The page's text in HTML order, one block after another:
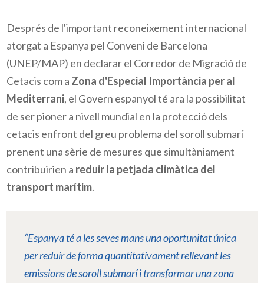
Després de l'important reconeixement internacional
atorgat a Espanya pel Conveni de Barcelona
(UNEP/MAP) en declarar el Corredor de Migració de
Cetacis com a Zona d'Especial Importància per al
Mediterrani, el Govern espanyol té ara la possibilitat
de ser pioner a nivell mundial en la protecció dels
cetacis enfront del greu problema del soroll submarí
prenent una sèrie de mesures que simultàniament
contribuirien a reduir la petjada climàtica del
transport marítim.
“Espanya té a les seves mans una oportunitat única
per reduir de forma quantitativament rellevant les
emissions de soroll submarí i transformar una zona